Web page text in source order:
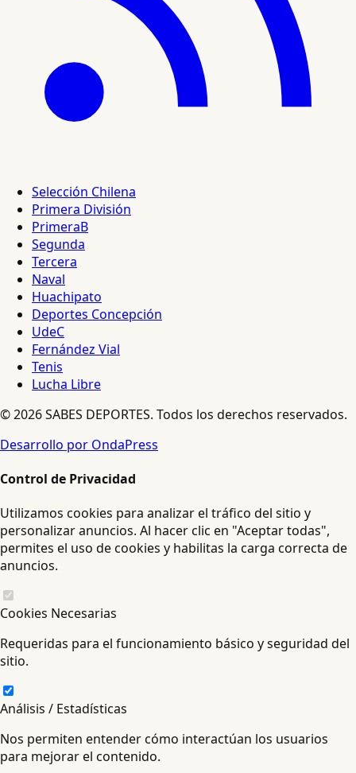
Selección Chilena
Primera División
PrimeraB
Segunda
Tercera
Naval
Huachipato
Deportes Concepción
UdeC
Fernández Vial
Tenis
Lucha Libre
© 2026 SABES DEPORTES. Todos los derechos reservados.
Desarrollo por OndaPress
Control de Privacidad
Utilizamos cookies para analizar el tráfico del sitio y
personalizar anuncios. Al hacer clic en "Aceptar todas",
permites el uso de cookies y habilitas la carga correcta de
anuncios.
Cookies Necesarias
Requeridas para el funcionamiento básico y seguridad del
sitio.
Análisis / Estadísticas
Nos permiten entender cómo interactúan los usuarios
para mejorar el contenido.